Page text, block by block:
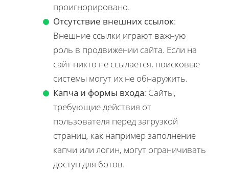
проигнорировано.
Отсутствие внешних ссылок:
Внешние ссылки играют важную
роль в продвижении сайта. Если на
сайт никто не ссылается, поисковые
системы могут их не обнаружить.
Капча и формы входа: Сайты,
требующие действия от
пользователя перед загрузкой
страниц, как например заполнение
капчи или логин, могут ограничивать
доступ для ботов.